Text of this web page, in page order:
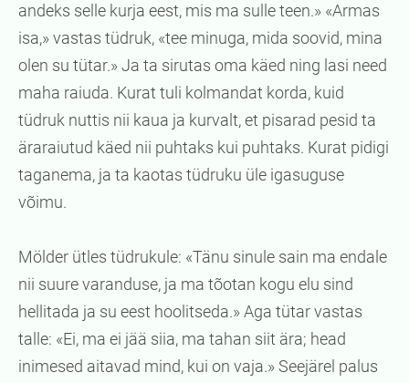
andeks selle kurja eest, mis ma sulle teen.» «Armas
isa,» vastas tüdruk, «tee minuga, mida soovid, mina
olen su tütar.» Ja ta sirutas oma käed ning lasi need
maha raiuda. Kurat tuli kolmandat korda, kuid
tüdruk nuttis nii kaua ja kurvalt, et pisarad pesid ta
äraraiutud käed nii puhtaks kui puhtaks. Kurat pidigi
taganema, ja ta kaotas tüdruku üle igasuguse
võimu.
Mölder ütles tüdrukule: «Tänu sinule sain ma endale
nii suure varanduse, ja ma tõotan kogu elu sind
hellitada ja su eest hoolitseda.» Aga tütar vastas
talle: «Ei, ma ei jää siia, ma tahan siit ära; head
inimesed aitavad mind, kui on vaja.» Seejärel palus